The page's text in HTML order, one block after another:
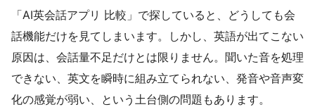
「AI英会話アプリ 比較」で探していると、どうしても会
話機能だけを見てしまいます。しかし、英語が出てこない
原因は、会話量不足だけとは限りません。聞いた音を処理
できない、英文を瞬時に組み立てられない、発音や音声変
化の感覚が弱い、という土台側の問題もあります。